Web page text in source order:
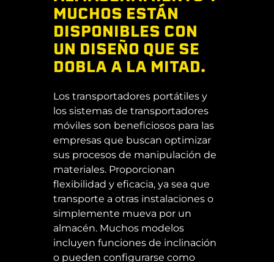
MUCHOS ESTÁN
DISPONIBLES CON
UN DISEÑO QUE SE
DOBLA A LA MITAD.
Los transportadores portátiles y
los sistemas de transportadores
móviles son beneficiosos para las
empresas que buscan optimizar
sus procesos de manipulación de
materiales. Proporcionan
flexibilidad y eficacia, ya sea que
transporte a otras instalaciones o
simplemente mueva por un
almacén. Muchos modelos
incluyen funciones de inclinación
o pueden configurarse como